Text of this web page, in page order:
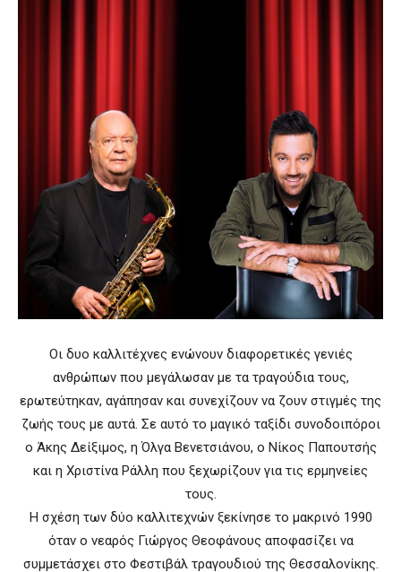
Οι δυο καλλιτέχνες ενώνουν διαφορετικές γενιές
ανθρώπων που μεγάλωσαν με τα τραγούδια τους,
ερωτεύτηκαν, αγάπησαν και συνεχίζουν να ζουν στιγμές της
ζωής τους με αυτά. Σε αυτό το μαγικό ταξίδι συνοδοιπόροι
ο Άκης Δείξιμος, η Όλγα Βενετσιάνου, ο Νίκος Παπουτσής
και η Χριστίνα Ράλλη που ξεχωρίζουν για τις ερμηνείες
τους.
Η σχέση των δύο καλλιτεχνών ξεκίνησε το μακρινό 1990
όταν ο νεαρός Γιώργος Θεοφάνους αποφασίζει να
συμμετάσχει στο Φεστιβάλ τραγουδιού της Θεσσαλονίκης.